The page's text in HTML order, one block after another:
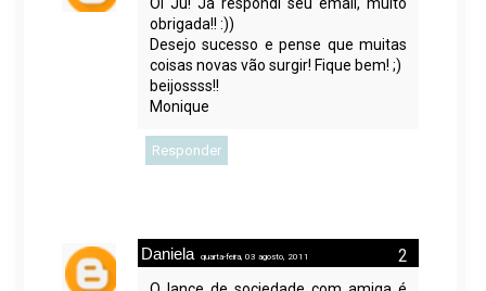
Oi Ju! Já respondi seu email, muito
obrigada!! :))
Desejo sucesso e pense que muitas
coisas novas vão surgir! Fique bem! ;)
beijossss!!
Monique
Responder
Daniela quarta-feira, 03 agosto, 2011